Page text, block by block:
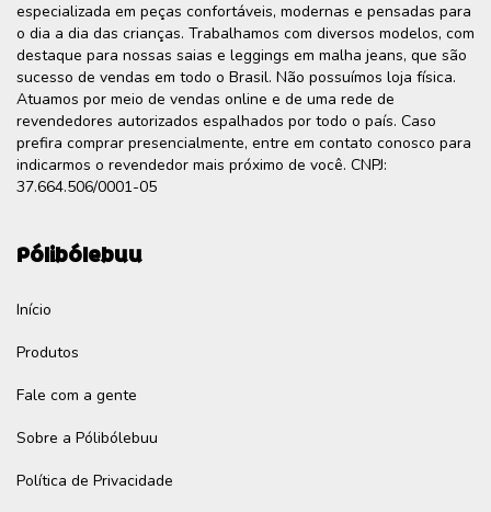
especializada em peças confortáveis, modernas e pensadas para
o dia a dia das crianças. Trabalhamos com diversos modelos, com
destaque para nossas saias e leggings em malha jeans, que são
sucesso de vendas em todo o Brasil. Não possuímos loja física.
Atuamos por meio de vendas online e de uma rede de
revendedores autorizados espalhados por todo o país. Caso
prefira comprar presencialmente, entre em contato conosco para
indicarmos o revendedor mais próximo de você. CNPJ:
37.664.506/0001-05
Pólibólebuu
Início
Produtos
Fale com a gente
Sobre a Pólibólebuu
Política de Privacidade